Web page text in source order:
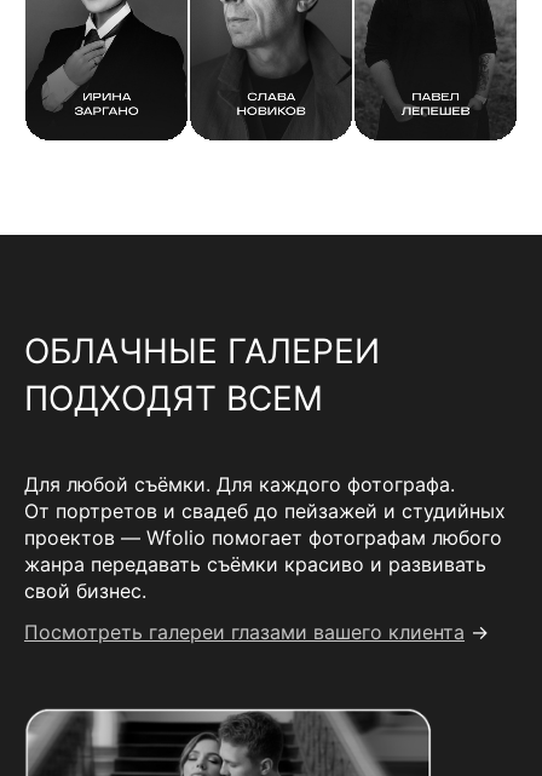
ОБЛАЧНЫЕ ГАЛЕРЕИ
ПОДХОДЯТ ВСЕМ
Для любой съёмки. Для каждого фотографа.
От портретов и свадеб до пейзажей и студийных
проектов — Wfolio помогает фотографам любого
жанра передавать съёмки красиво и развивать
свой бизнес.
Посмотреть галереи глазами вашего клиента →